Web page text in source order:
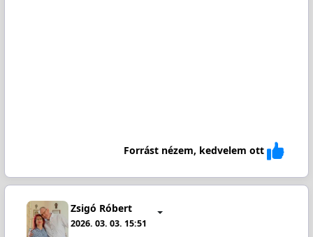
Forrást nézem, kedvelem ott
Zsigó Róbert
2026. 03. 03. 15:51